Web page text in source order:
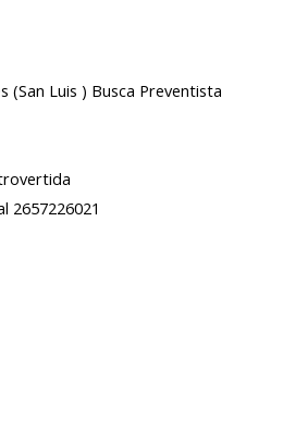
(San Luis ) Busca Preventista
2657226021